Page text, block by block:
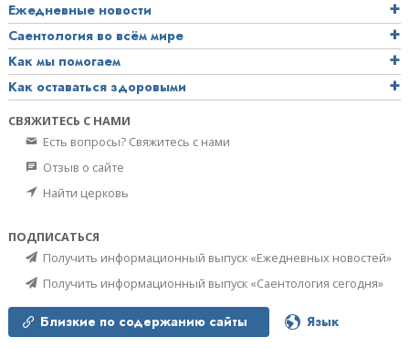
Ежедневные новости
Саентология во всём мире
Как мы помогаем
Как оставаться здоровыми
СВЯЖИТЕСЬ С НАМИ
Есть вопросы? Свяжитесь с нами
Отзыв о сайте
Найти церковь
ПОДПИСАТЬСЯ
Получить информационный выпуск «Ежедневных новостей»
Получить информационный выпуск «Саентология сегодня»
Близкие по содержанию сайты Язык